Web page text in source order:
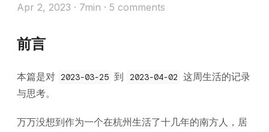
Apr 2, 2023 · 7min · 5 comments
前言
本篇是对 2023-03-25 到 2023-04-02 这周生活的记录
与思考。
万万没想到作为一个在杭州生活了十几年的南方人，居